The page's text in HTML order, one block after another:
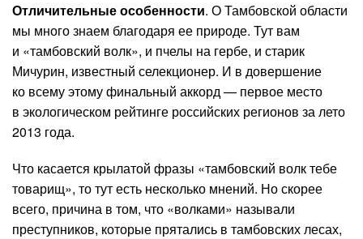
Отличительные особенности. О Тамбовской области
мы много знаем благодаря ее природе. Тут вам
и «тамбовский волк», и пчелы на гербе, и старик
Мичурин, известный селекционер. И в довершение
ко всему этому финальный аккорд — первое место
в экологическом рейтинге российских регионов за лето
2013 года.
Что касается крылатой фразы «тамбовский волк тебе
товарищ», то тут есть несколько мнений. Но скорее
всего, причина в том, что «волками» называли
преступников, которые прятались в тамбовских лесах,